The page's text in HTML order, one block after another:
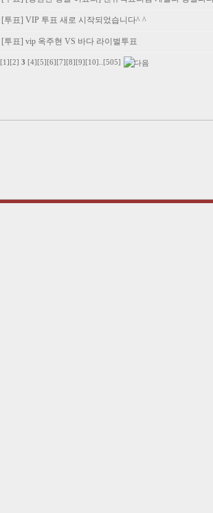
[투표] VIP 투표 새로 시작되었습니다^ ^
[투표] vip 옥주현 VS 바다 라이벌투표
[1] [2] 3 [4] [5] [6] [7] [8] [9] [10] [505]